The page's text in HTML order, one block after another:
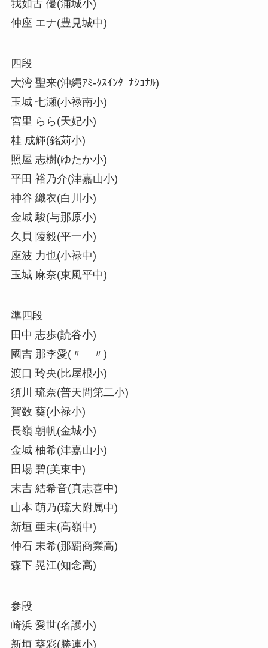
我如古 優(浦城小)
仲座 エナ(豊見城中)
四段
大湾 聖来(沖縄ｱﾐ-ｸｽｲﾝﾀｰﾅｼｮﾅﾙ)
玉城 七瀬(小禄南小)
宮里 らら(天妃小)
桂 成輝(銘苅小)
照屋 志樹(ゆたか小)
平田 裕乃介(津嘉山小)
神谷 織衣(白川小)
金城 駿(与那原小)
久貝 陵毅(平一小)
座波 力也(小禄中)
玉城 麻奈(東風平中)
準四段
田中 志歩(読谷小)
國吉 那李愛(〃 〃)
渡口 玲央(比屋根小)
須川 琉奈(普天間第二小)
賀数 葵(小禄小)
長嶺 朝帆(金城小)
金城 柚希(津嘉山小)
田場 碧(美東中)
末吉 結希音(真志喜中)
山本 萌乃(琉大附属中)
新垣 亜未(高嶺中)
仲石 未希(那覇商業高)
森下 晃江(知念高)
参段
崎浜 愛世(名護小)
新垣 葵彩(勝連小)